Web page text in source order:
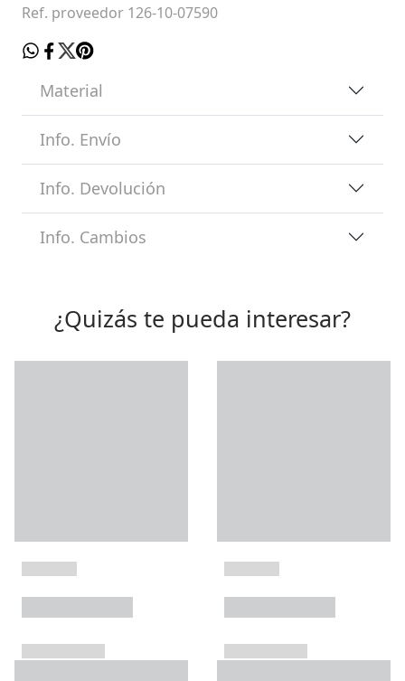
Ref. proveedor 126-10-07590
Material
Info. Envío
Info. Devolución
Info. Cambios
¿Quizás te pueda interesar?